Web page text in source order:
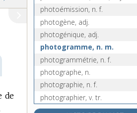
de
photoémission, n. f.
photogène, adj.
photogénique, adj.
photogramme, n. m.
photogrammétrie, n. f.
photographe, n.
photographie, n. f.
photographier, v. tr.
photographique, adj.